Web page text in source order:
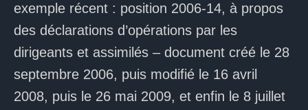
exemple récent : position 2006-14, à propos
des déclarations d’opérations par les
dirigeants et assimilés – document créé le 28
septembre 2006, puis modifié le 16 avril
2008, puis le 26 mai 2009, et enfin le 8 juillet